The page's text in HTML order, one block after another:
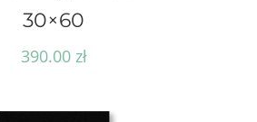
30×60
390.00 zł